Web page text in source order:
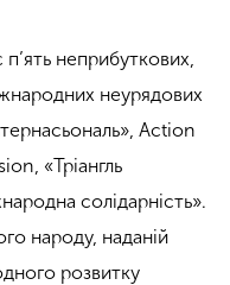
неприбуткових,
неурядових
Action
«Тріангль
солідарність».
народу, наданій
розвитку